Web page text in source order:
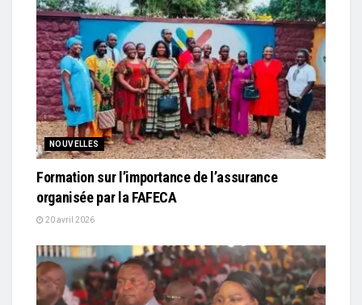
NOUVELLES
Formation sur l’importance de l’assurance
organisée par la FAFECA
20 avril 2026